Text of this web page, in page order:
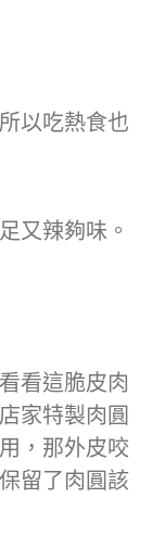
以吃熱食也
又辣夠味。
看這脆皮肉
家特製肉圓
，那外皮咬
留了肉圓該